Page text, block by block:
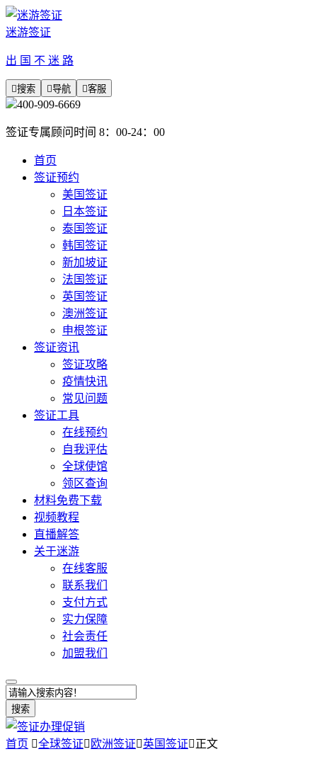
迷游签证
出 国 不 迷 路
搜索 导航 客服
400-909-6669
签证专属顾问时间 8：00-24：00
首页
签证预约
美国签证
日本签证
泰国签证
韩国签证
新加坡证
法国签证
英国签证
澳洲签证
申根签证
签证资讯
签证攻略
疫情快讯
常见问题
签证工具
在线预约
自我评估
全球使馆
领区查询
材料免费下载
视频教程
直播解答
关于迷游
在线客服
联系我们
支付方式
实力保障
社会责任
加盟我们
搜索
首页 全球签证 欧洲签证英国签证正文